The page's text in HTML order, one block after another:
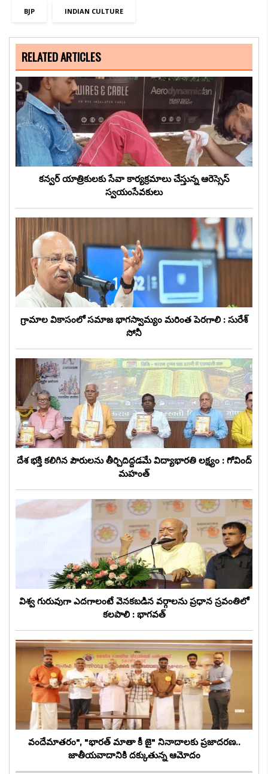
BJP INDIAN CULTURE
RELATED ARTICLES
కన్వర్ యాత్రికులకు సేవా కార్యక్రమాలు చేస్తున్న ఆరెస్సెస్
స్వయంసేవకులు
గ్రామాల వికాసంలో సమాజ భాగస్వామ్యం మరింత పెరగాలి : సురేశ్
సోనీ
దేశ భక్తి కలిగిన పౌరులను తీర్చిదిద్దడమే విద్యాభారతి లక్ష్యం : గోవింద్
మహంత్
విశ్వ గురువుగా ఎదగాలంటే వెనకబడిన వర్గాలను ప్రధాన స్రవంతిలో
కలపాలి : భాగవత్
వందేమాతరం", "భారత్ మాతా కీ జై" నినాదాలకు ప్రజాదరణ..
జాతీయవాదానికి దక్కుతున్న ఆమోదం